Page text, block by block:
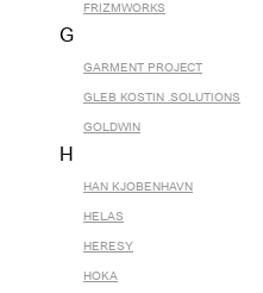
FRIZMWORKS
G
GARMENT PROJECT
GLEB KOSTIN .SOLUTIONS
GOLDWIN
H
HAN KJOBENHAVN
HELAS
HERESY
HOKA